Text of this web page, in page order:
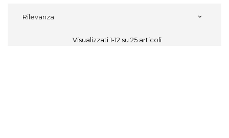
Rilevanza 
Visualizzati 1-12 su 25 articoli